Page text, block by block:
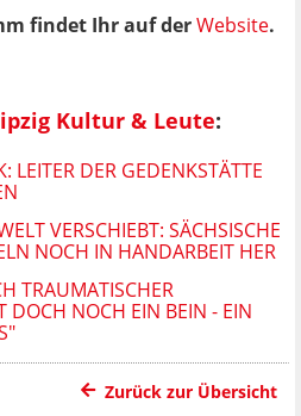
findet Ihr auf derWebsite.
Kultur & Leute:
LEITER DER GEDENKSTÄTTE
VERSCHIEBT: SÄCHSISCHE
NOCH IN HANDARBEIT HER
TRAUMATISCHER
DOCH NOCH EIN BEIN - EIN
Zurück zur Übersicht